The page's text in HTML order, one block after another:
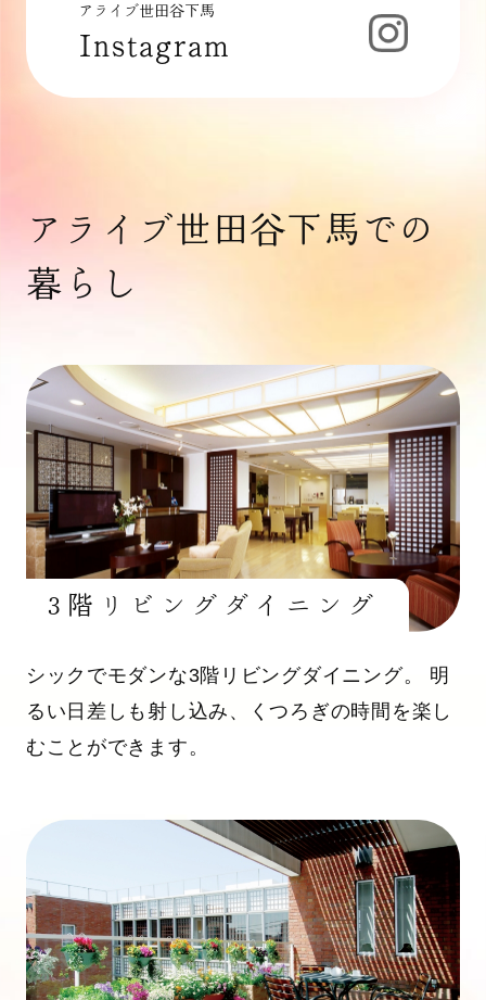
アライブ世田谷下馬
Instagram
アライブ世田谷下馬での
暮らし
3階リビングダイニング
シックでモダンな3階リビングダイニング。 明
るい日差しも射し込み、くつろぎの時間を楽し
むことができます。